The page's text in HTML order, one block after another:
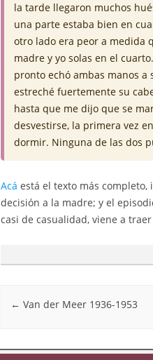
la tarde llegaron muchos
una parte estaba bien en
otro lado era peor a medida
madre y yo solas en el
pronto echó ambas manos
estreché fuertemente su
hasta que me dijo que se
desvestirse, la primera vez
dormir. Ninguna de las dos
Acá está el texto más
decisión a la madre; y el
casi de casualidad, viene a
Post navigation
← Van der Meer 1936-1953